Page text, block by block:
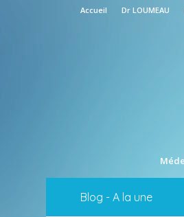
Accueil Dr LOUMEAU
Blog - A la une